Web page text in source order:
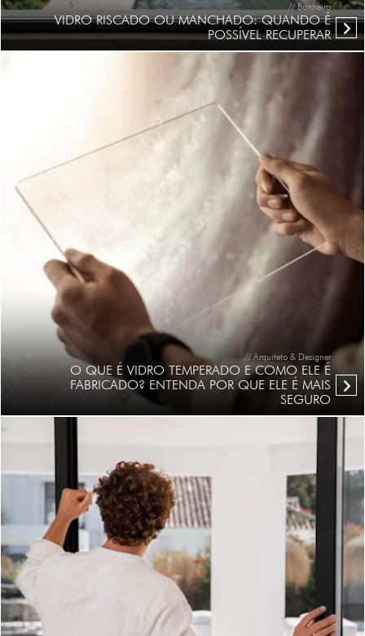
// Banheiro
VIDRO RISCADO OU MANCHADO: QUANDO É
POSSÍVEL RECUPERAR
// Arquiteto & Designer
O QUE É VIDRO TEMPERADO E COMO ELE É
FABRICADO? ENTENDA POR QUE ELE É MAIS
SEGURO